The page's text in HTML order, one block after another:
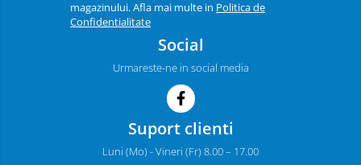
magazinului. Afla mai multe in Politica de
Confidentialitate
Social
Urmareste-ne in social media
Suport clienti
Luni (Mo) - Vineri (Fr) 8.00 – 17.00